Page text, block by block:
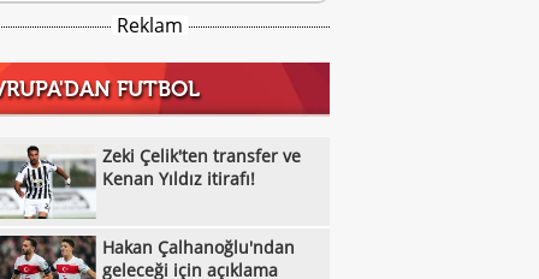
İşte nedeni
Beşiktaş'ta Felix Uduokhai'ye sürpriz
euro
Milli sporcu İlke Özyüksel Mihrioğlu,
Galatasaray'da transfer çıkmazının
'Osimhen'
Beşiktaş'a büyük indirim: Pierre-Emile
Leroy Sane'den Arabistan tekliflerine
Reklam
FUTBOL
Zeki Çelik'ten transfer ve
Kenan Yıldız itirafı!
Hakan Çalhanoğlu'ndan
geleceği için açıklama